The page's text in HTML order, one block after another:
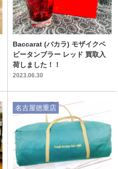
Baccarat (バカラ) モザイクベ
ビータンブラー レッド 買取入
荷しました！！
2023.06.30
名古屋徳重店